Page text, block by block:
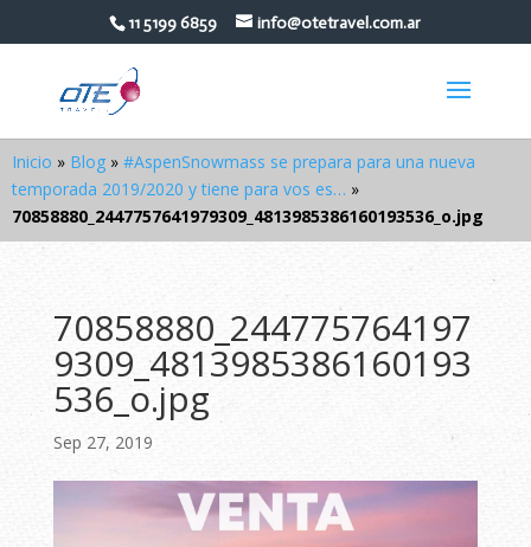
11 5199 6859 info@otetravel.com.ar
Inicio » Blog » #AspenSnowmass se prepara para una nueva
temporada 2019/2020 y tiene para vos es… »
70858880_2447757641979309_4813985386160193536_o.jpg
70858880_244775764197
9309_4813985386160193
536_o.jpg
Sep 27, 2019